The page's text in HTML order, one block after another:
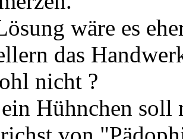
wäre es
das
nicht ?
Hühnchen